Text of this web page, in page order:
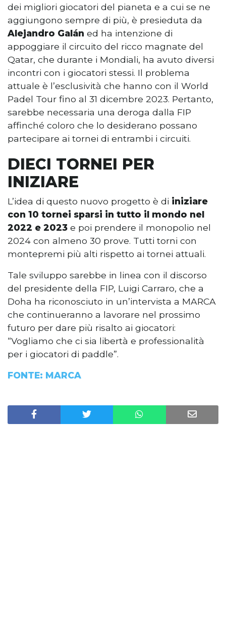
dei migliori giocatori del pianeta e a cui se ne
aggiungono sempre di più, è presieduta da
Alejandro Galán ed ha intenzione di
appoggiare il circuito del ricco magnate del
Qatar, che durante i Mondiali, ha avuto diversi
incontri con i giocatori stessi. Il problema
attuale è l’esclusività che hanno con il World
Padel Tour fino al 31 dicembre 2023. Pertanto,
sarebbe necessaria una deroga dalla FIP
affinché coloro che lo desiderano possano
partecipare ai tornei di entrambi i circuiti.
DIECI TORNEI PER
INIZIARE
L’idea di questo nuovo progetto è di iniziare
con 10 tornei sparsi in tutto il mondo nel
2022 e 2023 e poi prendere il monopolio nel
2024 con almeno 30 prove. Tutti torni con
montepremi più alti rispetto ai tornei attuali.
Tale sviluppo sarebbe in linea con il discorso
del presidente della FIP, Luigi Carraro, che a
Doha ha riconosciuto in un’intervista a MARCA
che continueranno a lavorare nel prossimo
futuro per dare più risalto ai giocatori:
“Vogliamo che ci sia libertà e professionalità
per i giocatori di paddle”.
FONTE: MARCA